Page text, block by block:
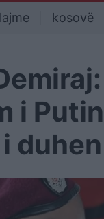
lajme kosovë
i